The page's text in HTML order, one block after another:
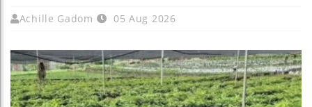
Achille Gadom 05 Aug 2026